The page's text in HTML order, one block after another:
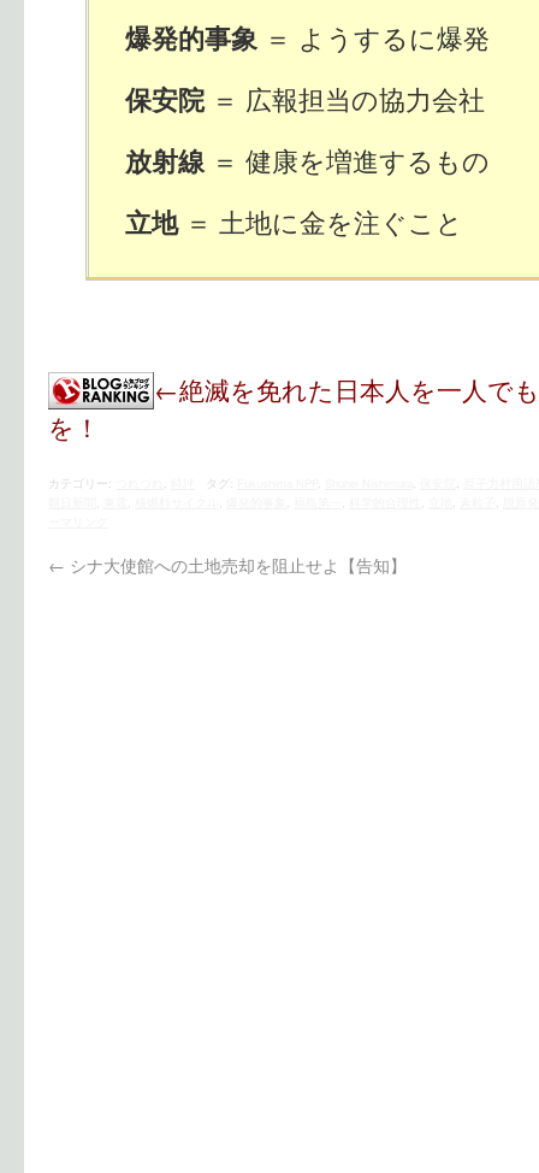
爆発的事象 ＝ ようするに爆発
保安院＝ 広報担当の協力会社
放射線 ＝ 健康を増進するもの
立地＝ 土地に金を注ぐこと
←絶滅を免れた日本人を一人で
を！
カテゴリー: , タグ: , , ,
, , , , , , , ,
← シナ大使館への土地売却を阻止せよ【告知】